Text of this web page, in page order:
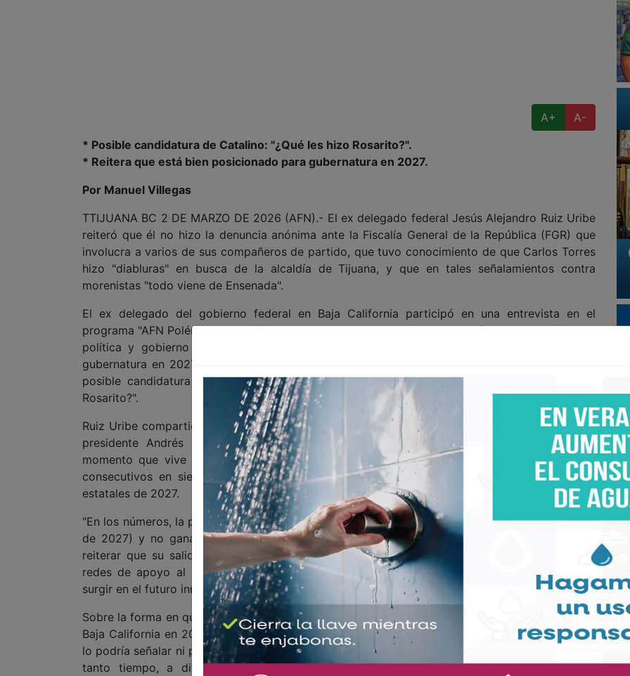
A+
A-
* Posible candidatura de Catalino: "¿Qué les hizo Rosarito?".
* Reitera que está bien posicionado para gubernatura en 2027.
Por Manuel Villegas
TTIJUANA BC 2 DE MARZO DE 2026 (AFN).- El ex delegado federal Jesús Alejandro Ruiz Uribe
reiteró que él no hizo la denuncia anónima ante la Fiscalía General de la República (FGR) que
involucra a varios de sus compañeros de partido, que tuvo conocimiento de que Carlos Torres
hizo "diabluras" en busca de la alcaldía de Tijuana, y que en tales señalamientos contra
morenistas "todo viene de Ensenada".
El ex delegado del gobierno federal en Baja California participó en una entrevista en el
programa "AFN Polémicos y Polémicas" con la periodista Dora Elena Cortés, donde habló sobre
política y gobierno al reiterar que se considera bien posicionado para ser candidato a la
gubernatura en 2027; aparte de responder del tema en cuestión y de otros rubros como una
posible candidatura para alcaldía para Catalino Zavala, donde se preguntó: "¿Qué les hizo
Rosarito?".
Ruiz Uribe compartió su opinión sobre el inicio y trayectoria del gobierno que encabezó el ex
presidente Andrés Manuel López Obrador (2018-2024), de los retos que enfrentó y del
momento que vive actualmente el partido Morena a nivel nacional, con triunfos electorales
consecutivos en siete años que -consideró- podrían repetirse en los procesos federales y
estatales de 2027.
"En los números, la popularidad de Morena y el partido es innegable, va a ganar (las elecciones
de 2027) y no gana por casualidad, y no se gana porque es muy simpático", aseguró; tras
reiterar que su salida del cargo "fue voluntaria" y no recibió presiones, que ha conformado
redes de apoyo al partido y se considera preparado "para las oportunidades que pudieran
surgir en el futuro inmediato" gracias a sus cargos en política y gobierno.
Sobre la forma en que el partido elegirá a sus candidatos para las alcaldías y la gubernatura de
Baja California en 2027, Ruiz Uribe dijo confiar en su buena imagen y su trayectoria, que nadie
lo podría señalar ni por falta de pertenencia, ni "traición a la causa" ni dudas de su militancia de
tanto tiempo, a diferencia de otros morenistas que tienen aspiraciones y buscarán las